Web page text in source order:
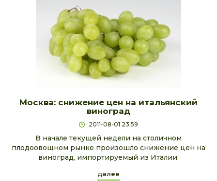
Москва: снижение цен на итальянский
виноград
2011-08-01 23:59
В начале текущей недели на столичном
плодоовощном рынке произошло снижение цен на
виноград, импортируемый из Италии.
далее